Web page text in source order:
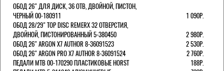
ОБОД 26" ДЛЯ ДИСК, 36 ОТВ, ДВОЙНОЙ, ПИСТОН,
ЧЕРНЫЙ 00-180911
1 090Р.
ОБОД 28/29" TOP DISC REMERX 32 ОТВЕРСТИЯ,
ДВОЙНОЙ, ПИСТОНИРОВАННЫЙ 5-380450
2 980Р.
ОБОД 26" ARGON X7 AUTHOR 8-36091523
2 530Р.
ОБОД 26" ARGON PRO X7 AUTHOR 8-36091524
2 760Р.
ПЕДАЛИ МТВ 00-170290 ПЛАСТИКОВЫЕ HORST
188Р.